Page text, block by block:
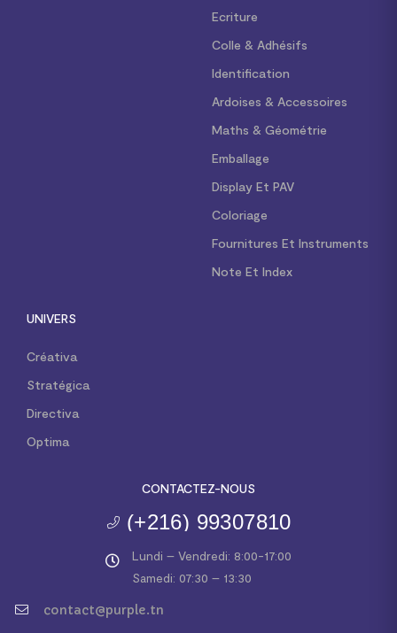
Ecriture
Colle & Adhésifs
Identification
Ardoises & Accessoires
Maths & Géométrie
Emballage
Display Et PAV
Coloriage
Fournitures Et Instruments
Note Et Index
UNIVERS
Créativa
Stratégica
Directiva
Optima
CONTACTEZ-NOUS
(+216) 99307810
Lundi – Vendredi: 8:00-17:00
Samedi: 07:30 – 13:30
contact@purple.tn